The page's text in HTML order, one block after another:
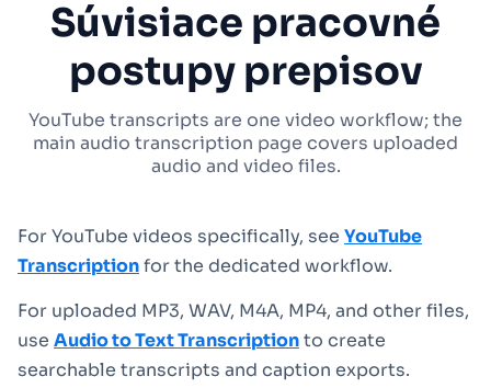
Súvisiace pracovné
postupy prepisov
YouTube transcripts are one video workflow; the
main audio transcription page covers uploaded
audio and video files.
For YouTube videos specifically, see YouTube
Transcriptionfor the dedicated workflow.
For uploaded MP3, WAV, M4A, MP4, and other files,
use Audio to Text Transcriptionto create
searchable transcripts and caption exports.